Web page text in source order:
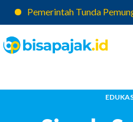
Pemerintah Tunda